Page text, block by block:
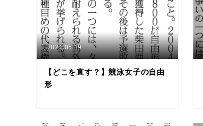
2021.05.19
【どこを直す？】競泳女子の自由
形